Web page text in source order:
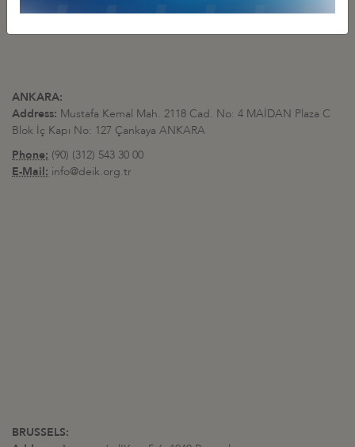
ANKARA:
Address: Mustafa Kemal Mah. 2118 Cad. No: 4 MAİDAN Plaza C
Blok İç Kapı No: 127 Çankaya ANKARA
Phone: (90) (312) 543 30 00
E-Mail: info@deik.org.tr
BRUSSELS: